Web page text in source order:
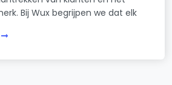
Bij Wux begrijpen we dat elk